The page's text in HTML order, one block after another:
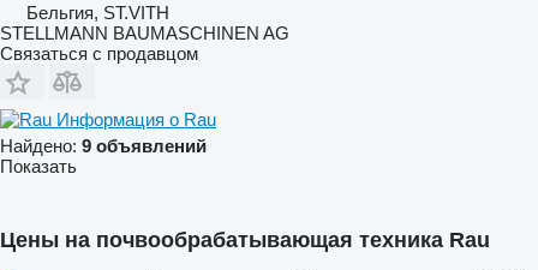
Бельгия, ST.VITH
STELLMANN BAUMASCHINEN AG
Связаться с продавцом
Информация о Rau
Найдено: 9 объявлений
Показать
Цены на почвообрабатывающая техника Rau